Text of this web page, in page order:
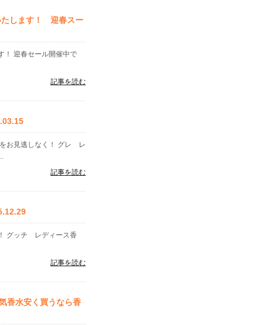
たします！ 迎春スー
！ 迎春セール開催中で
記事を読む
お見逃しなく！ グレ レ
記事を読む
グッチ レディース香
記事を読む
香水安く買うなら香